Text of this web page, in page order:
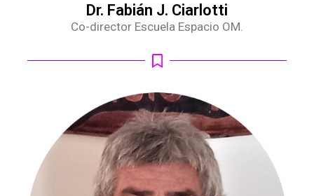
Dr. Fabián J. Ciarlotti
Co-director Escuela Espacio OM.